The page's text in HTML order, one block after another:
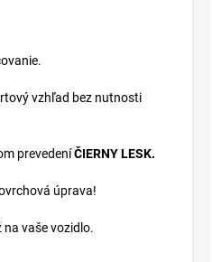
vzhľad bez nutnosti
prevedeníČIERNY LESK.
úprava!
na vaše vozidlo.